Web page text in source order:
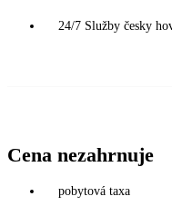
24/7 Služby česky
Cena nezahrnuje
pobytová taxa